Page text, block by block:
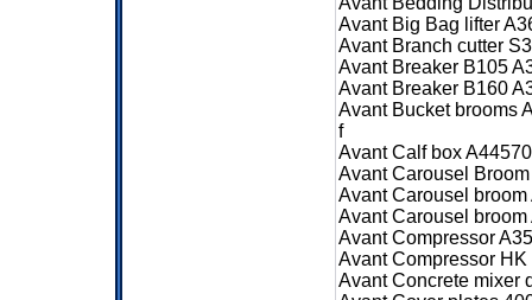
Avant Big Bag lifter
Avant Branch cutter
Avant Breaker B105
Avant Breaker B160
Avant Bucket brooms
f
Avant Calf box
Avant Carousel
Avant Carousel
Avant Carousel
Avant Compressor
Avant Compressor
Avant Concrete mixer